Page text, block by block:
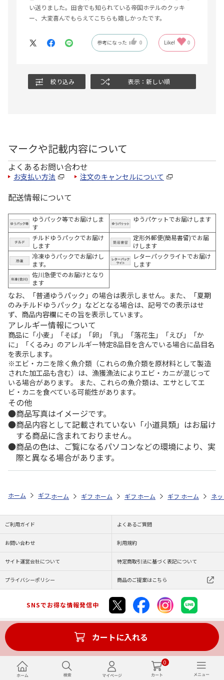
0
い送りました。田舎でも知られている帝国ホテルのクッキ
ー、大変喜んでもらえてこちらも嬉しかったです。
参考になった 0 Like! 0
絞り込み 表示：新しい順
マークや記載内容について
よくあるお問い合わせ
お支払い方法 注文のキャンセルについて
配送情報について
ゆうパック等でお届けしま
す
ゆうパケットでお届けします
チルドゆうパックでお届け
します
定形外郵便(簡易書留)でお届
けします
冷凍ゆうパックでお届けし
ます。
レターパックライトでお届け
します
佐川急便でのお届けとなり
ます
なお、「普通ゆうパック」の場合は表示しません。また、「夏期
のみチルドゆうパック」などとなる場合は、記号での表示はせ
ず、商品内容欄にその旨を表示しています。
アレルギー情報について
商品に「小麦」「そば」「卵」「乳」「落花生」「えび」「か
に」「くるみ」のアレルギー特定8品目を含んでいる場合に品目名
を表示します。
※エビ・カニを除く魚介類（これらの魚介類を原材料として製造
された加工品も含む）は、漁獲漁法によりエビ・カニが混じって
いる場合があります。 また、これらの魚介類は、エサとしてエ
ビ・カニを食べている可能性があります。
その他
商品写真はイメージです。
商品内容として記載されていない「小道具類」はお届け
する商品に含まれておりません。
商品の色は、ご覧になるパソコンなどの環境により、実
際と異なる場合があります。
カートに入れる
ホーム ギフトストア お中元・夏ギフト特集 2026 おすすめ ご当地
ホーム ギフトストア お中元・夏ギフト特集 2026
ホーム ギフトストア お中元・夏ギフト
ホーム ギフトストア お
ホーム ネ
ご利用ガイド よくあるご質問
お問い合わせ 利用規約
サイト運営会社について 特定商取引法に基づく表記について
プライバシーポリシー 商品のご提案はこちら
SNSでお得な情報発信中